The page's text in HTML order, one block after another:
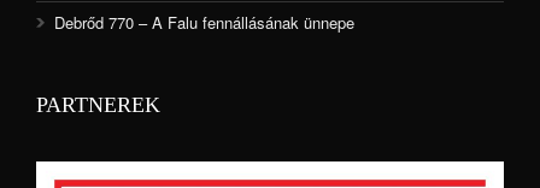
Debrőd 770 – A Falu fennállásának ünnepe
PARTNEREK